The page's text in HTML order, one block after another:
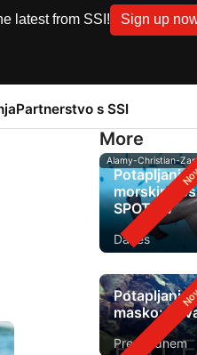
latest from SSI! Sign up
Partnerstvo s SSI
More
Alamy-Christian-
Potapljanje
morskimi
SPOT-ov
Danes
Potapljanje
masko:
Pred 1 dnem